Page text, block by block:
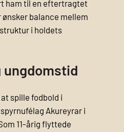
ham til en eftertragtet
balance mellem
i holdets
ungdomstid
spille fodbold i
Akureyrar i
11-årig flyttede